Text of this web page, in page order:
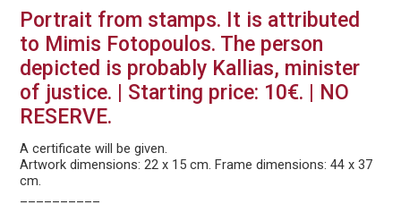
Portrait from stamps. It is attributed
to Mimis Fotopoulos. The person
depicted is probably Kallias, minister
of justice. | Starting price: 10€. | NO
RESERVE.
A certificate will be given.
Artwork dimensions: 22 x 15 cm. Frame dimensions: 44 x 37
cm.